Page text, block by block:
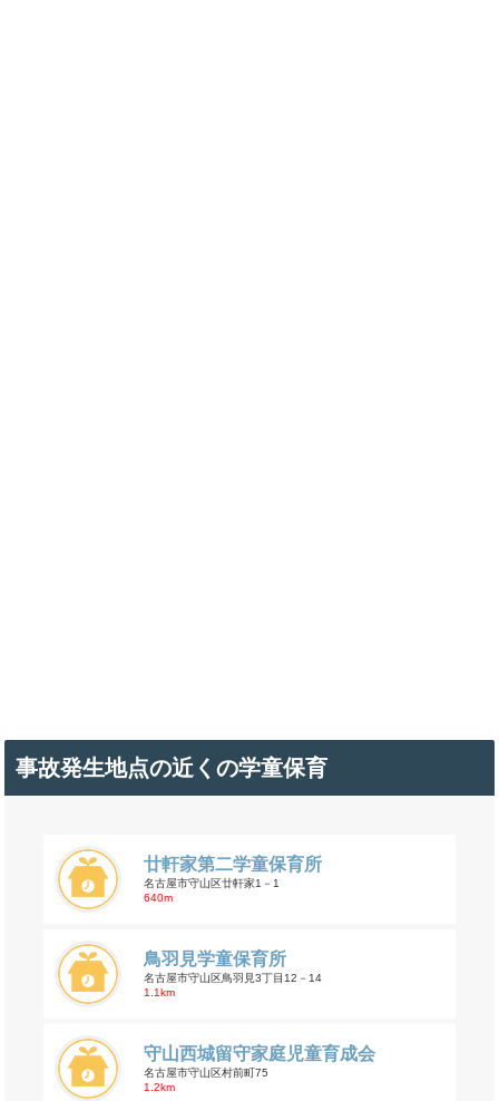
事故発生地点の近くの学童保育
廿軒家第二学童保育所
名古屋市守山区廿軒家1－1
640m
鳥羽見学童保育所
名古屋市守山区鳥羽見3丁目12－14
1.1km
守山西城留守家庭児童育成会
名古屋市守山区村前町75
1.2km